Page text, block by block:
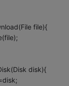
file){
disk){